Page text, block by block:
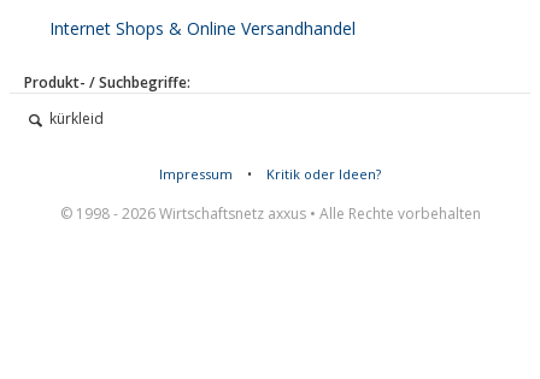
Internet Shops & Online Versandhandel
Produkt- / Suchbegriffe:
kürkleid
Impressum • Kritik oder Ideen?
© 1998 - 2026 Wirtschaftsnetz axxus • Alle Rechte vorbehalten